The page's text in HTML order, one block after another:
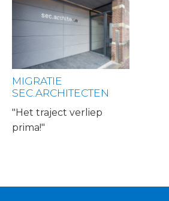
MIGRATIE
SEC.ARCHITECTEN
"Het traject verliep
prima!"